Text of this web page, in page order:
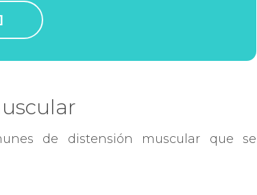
de distensión muscular que se